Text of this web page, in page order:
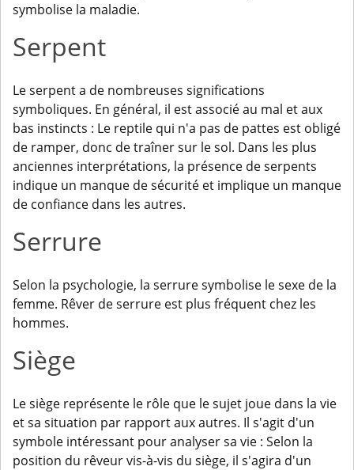
symbolise la maladie.
Serpent
Le serpent a de nombreuses significations
symboliques. En général, il est associé au mal et aux
bas instincts : Le reptile qui n'a pas de pattes est obligé
de ramper, donc de traîner sur le sol. Dans les plus
anciennes interprétations, la présence de serpents
indique un manque de sécurité et implique un manque
de confiance dans les autres.
Serrure
Selon la psychologie, la serrure symbolise le sexe de la
femme. Rêver de serrure est plus fréquent chez les
hommes.
Siège
Le siège représente le rôle que le sujet joue dans la vie
et sa situation par rapport aux autres. Il s'agit d'un
symbole intéressant pour analyser sa vie : Selon la
position du rêveur vis-à-vis du siège, il s'agira d'un